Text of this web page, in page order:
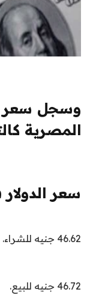
وسجل سعر
المصرية
سعر
46.62 جنيه للشراء.
46.72 جنيه للبيع.